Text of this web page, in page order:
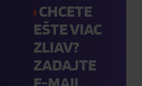
CHCETE
EŠTE VIAC
ZLIAV?
ZADAJTE